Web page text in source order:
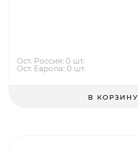
Ост. Россия: 0 шт.
Ост. Европа: 0 шт.
В КОРЗИНУ